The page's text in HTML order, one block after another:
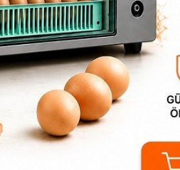
Ayarlama Termostat